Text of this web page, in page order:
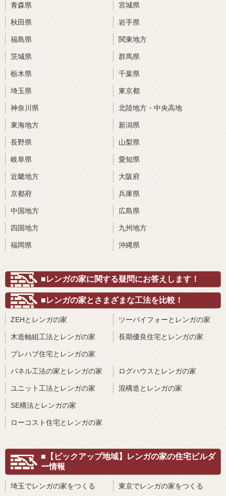
青森県 宮城県
秋田県 岩手県
福島県 関東地方
茨城県 群馬県
栃木県 千葉県
埼玉県 東京都
神奈川県 北陸地方・中央高地
東海地方 新潟県
長野県 山梨県
岐阜県 愛知県
近畿地方 大阪府
京都府 兵庫県
中国地方 広島県
四国地方 九州地方
福岡県 沖縄県
■レンガの家に関する疑問にお答えします！
■レンガの家とさまざまな工法を比較！
ZEHとレンガの家 ツーバイフォーとレンガの家
木造軸組工法とレンガの家 長期優良住宅とレンガの家
プレハブ住宅とレンガの家
パネル工法の家とレンガの家 ログハウスとレンガの家
ユニット工法とレンガの家 混構造とレンガの家
SE構法とレンガの家
ローコスト住宅とレンガの家
■【ピックアップ地域】レンガの家の住宅ビルダ
ー情報
埼玉でレンガの家をつくる 東京でレンガの家をつくる